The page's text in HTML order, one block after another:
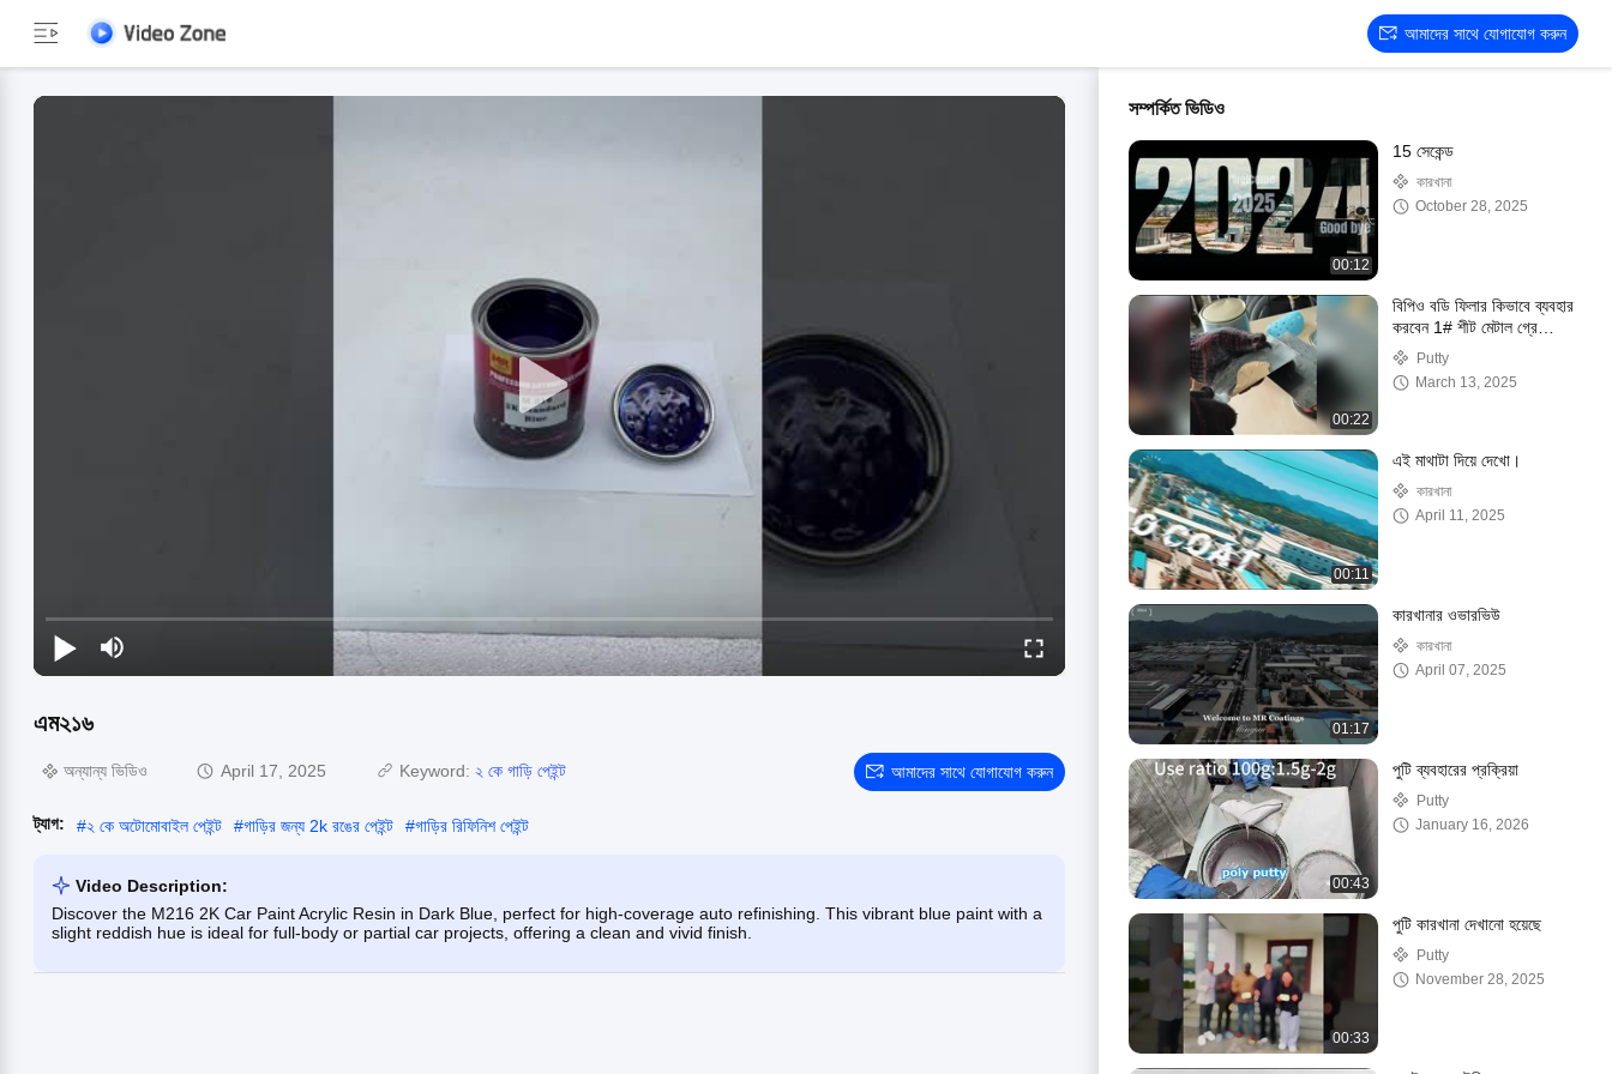
আমাদের সাথে যোগাযোগ করুন
এম২১৬
অন্যান্য ভিডিও April 17, 2025 Keyword: ২ কে গাড়ি পেইন্ট আমাদের সাথে যোগাযোগ করুন
ট্যাগ: #২ কে অটোমোবাইল পেইন্ট #গাড়ির জন্য 2k রঙের পেইন্ট #গাড়ির রিফিনিশ পেইন্ট
Video Description:
Discover the M216 2K Car Paint Acrylic Resin in Dark Blue, perfect for high-coverage auto refinishing. This vibrant blue paint with a
slight reddish hue is ideal for full-body or partial car projects, offering a clean and vivid finish.
সম্পর্কিত ভিডিও
00:12
15 সেকেন্ড
কারখানা
October 28, 2025
00:22
বিপিও বডি ফিলার কিভাবে ব্যবহার
করবেন 1# শীট মেটাল গ্রে
অ্যাপ্লিকেশন গাইড
Putty
March 13, 2025
00:11
এই মাথাটা দিয়ে দেখো।
কারখানা
April 11, 2025
01:17
কারখানার ওভারভিউ
কারখানা
April 07, 2025
00:43
পুটি ব্যবহারের প্রক্রিয়া
Putty
January 16, 2026
00:33
পুটি কারখানা দেখানো হয়েছে
Putty
November 28, 2025